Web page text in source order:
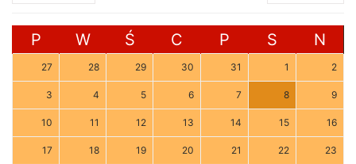
P W Ś C P S N
27 28 29 30 31 1 2
3 4 5 6 7 8 9
10 11 12 13 14 15 16
17 18 19 20 21 22 23